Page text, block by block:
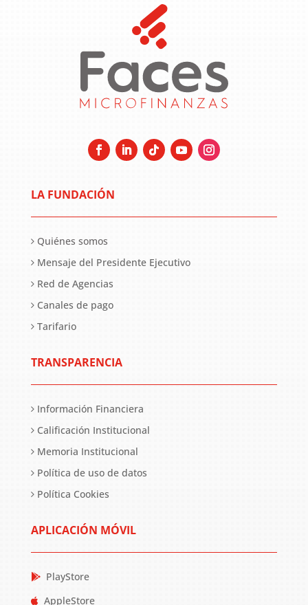
LA FUNDACIÓN
Quiénes somos
Mensaje del Presidente Ejecutivo
Red de Agencias
Canales de pago
Tarifario
TRANSPARENCIA
Información Financiera
Calificación Institucional
Memoria Institucional
Política de uso de datos
Política Cookies
APLICACIÓN MÓVIL
PlayStore
AppleStore